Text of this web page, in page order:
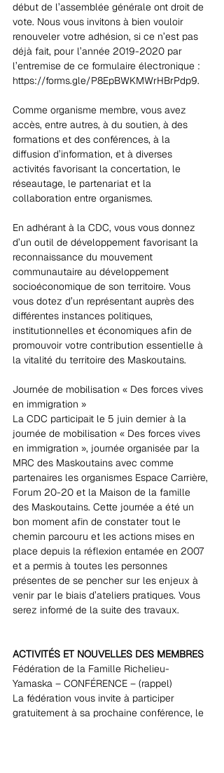
début de l’assemblée générale ont droit de
vote. Nous vous invitons à bien vouloir
renouveler votre adhésion, si ce n’est pas
déjà fait, pour l’année 2019-2020 par
l’entremise de ce formulaire électronique :
https://forms.gle/P8EpBWKMWrHBrPdp9.
Comme organisme membre, vous avez
accès, entre autres, à du soutien, à des
formations et des conférences, à la
diffusion d’information, et à diverses
activités favorisant la concertation, le
réseautage, le partenariat et la
collaboration entre organismes.
En adhérant à la CDC, vous vous donnez
d’un outil de développement favorisant la
reconnaissance du mouvement
communautaire au développement
socioéconomique de son territoire. Vous
vous dotez d’un représentant auprès des
différentes instances politiques,
institutionnelles et économiques afin de
promouvoir votre contribution essentielle à
la vitalité du territoire des Maskoutains.
Journée de mobilisation « Des forces vives
en immigration »
La CDC participait le 5 juin dernier à la
journée de mobilisation « Des forces vives
en immigration », journée organisée par la
MRC des Maskoutains avec comme
partenaires les organismes Espace Carrière,
Forum 20-20 et la Maison de la famille
des Maskoutains. Cette journée a été un
bon moment afin de constater tout le
chemin parcouru et les actions mises en
place depuis la réflexion entamée en 2007
et a permis à toutes les personnes
présentes de se pencher sur les enjeux à
venir par le biais d’ateliers pratiques. Vous
serez informé de la suite des travaux.
ACTIVITÉS ET NOUVELLES DES MEMBRES
Fédération de la Famille Richelieu-
Yamaska – CONFÉRENCE – (rappel)
La fédération vous invite à participer
gratuitement à sa prochaine conférence, le